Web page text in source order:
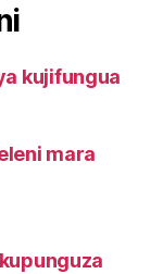
kujifungua
mara